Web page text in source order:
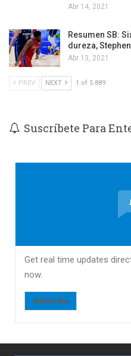
Abr 14, 2021
Resumen SB:
dureza,
Abr 13, 2021
PREV NEXT 1 of 5.889
Suscríbete Para
Get real time updates
now.
Subscribe